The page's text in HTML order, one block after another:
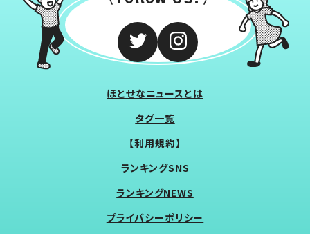
ほとせなニュースとは
タグ一覧
【利用規約】
ランキングSNS
ランキングNEWS
プライバシーポリシー